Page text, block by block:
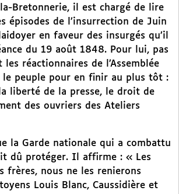
Bretonnerie, il est chargé de lire
épisodes de l’insurrection de Juin
en faveur des insurgés qu’il
du 19 août 1848. Pour lui, pas
réactionnaires de l’Assemblée
le peuple pour en finir au plus tôt :
liberté de la presse, le droit de
des ouvriers des Ateliers
la Garde nationale qui a combattu
dû protéger. Il affirme : « Les
frères, nous ne les renierons
Louis Blanc, Caussidière et